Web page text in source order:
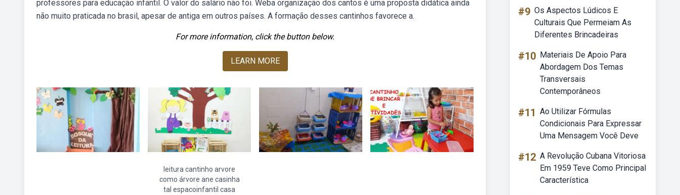
professores para educação infantil. O valor do salário não foi. Weba organização dos cantos é uma proposta didática ainda
não muito praticada no brasil, apesar de antiga em outros países. A formação desses cantinhos favorece a.
For more information, click the button below.
LEARN MORE
leitura cantinho arvore
como árvore ane casinha
tal espacoinfantil casa
#9 Os Aspectos Lúdicos E
Culturais Que Permeiam As
Diferentes Brincadeiras
#10 Materiais De Apoio Para
Abordagem Dos Temas
Transversais
Contemporâneos
#11 Ao Utilizar Fórmulas
Condicionais Para Expressar
Uma Mensagem Você Deve
#12 A Revolução Cubana Vitoriosa
Em 1959 Teve Como Principal
Característica